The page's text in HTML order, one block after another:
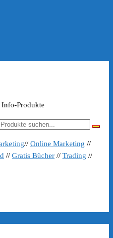
Produkte
// Online Marketing //
// Gratis Bücher // Trading //